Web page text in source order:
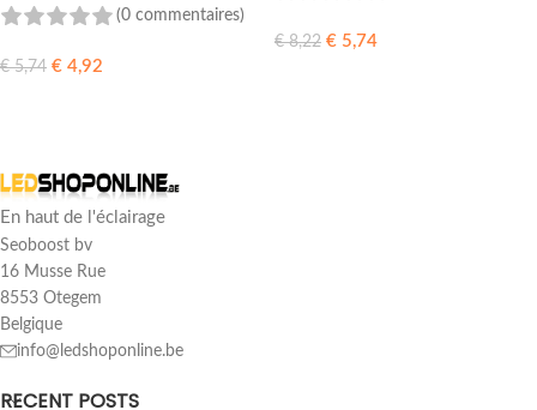
(0 commentaires)
€5,74 € 4,92
€8,22 € 5,74
En haut de l'éclairage
Seoboost bv
16 Musse Rue
8553 Otegem
Belgique
info@ledshoponline.be
RECENT POSTS